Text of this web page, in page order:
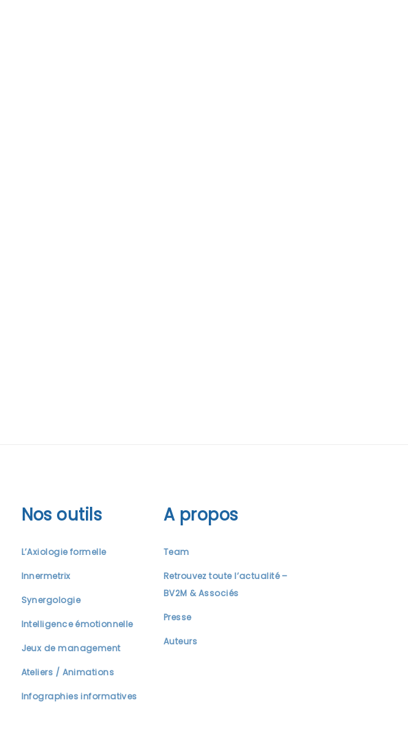
Nos outils
L’Axiologie formelle
Innermetrix
Synergologie
Intelligence émotionnelle
Jeux de management
Ateliers / Animations
Infographies informatives
A propos
Team
Retrouvez toute l’actualité –
BV2M & Associés
Presse
Auteurs